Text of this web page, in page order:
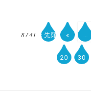
8 / 41 « 先頭 « ...
20 30